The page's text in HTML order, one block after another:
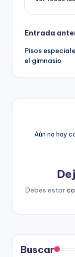
de
Entrada
Pisos
el gimnasio
Aún no hay
Debes estar
Buscar